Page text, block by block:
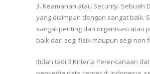
3. Keamanan atau Security.
yang disimpan dengan sangat baik.
sangat penting dari organisasi atau
baik dari segi fisik maupun segi non
Itulah tadi 3 Kriteria Perencanaan